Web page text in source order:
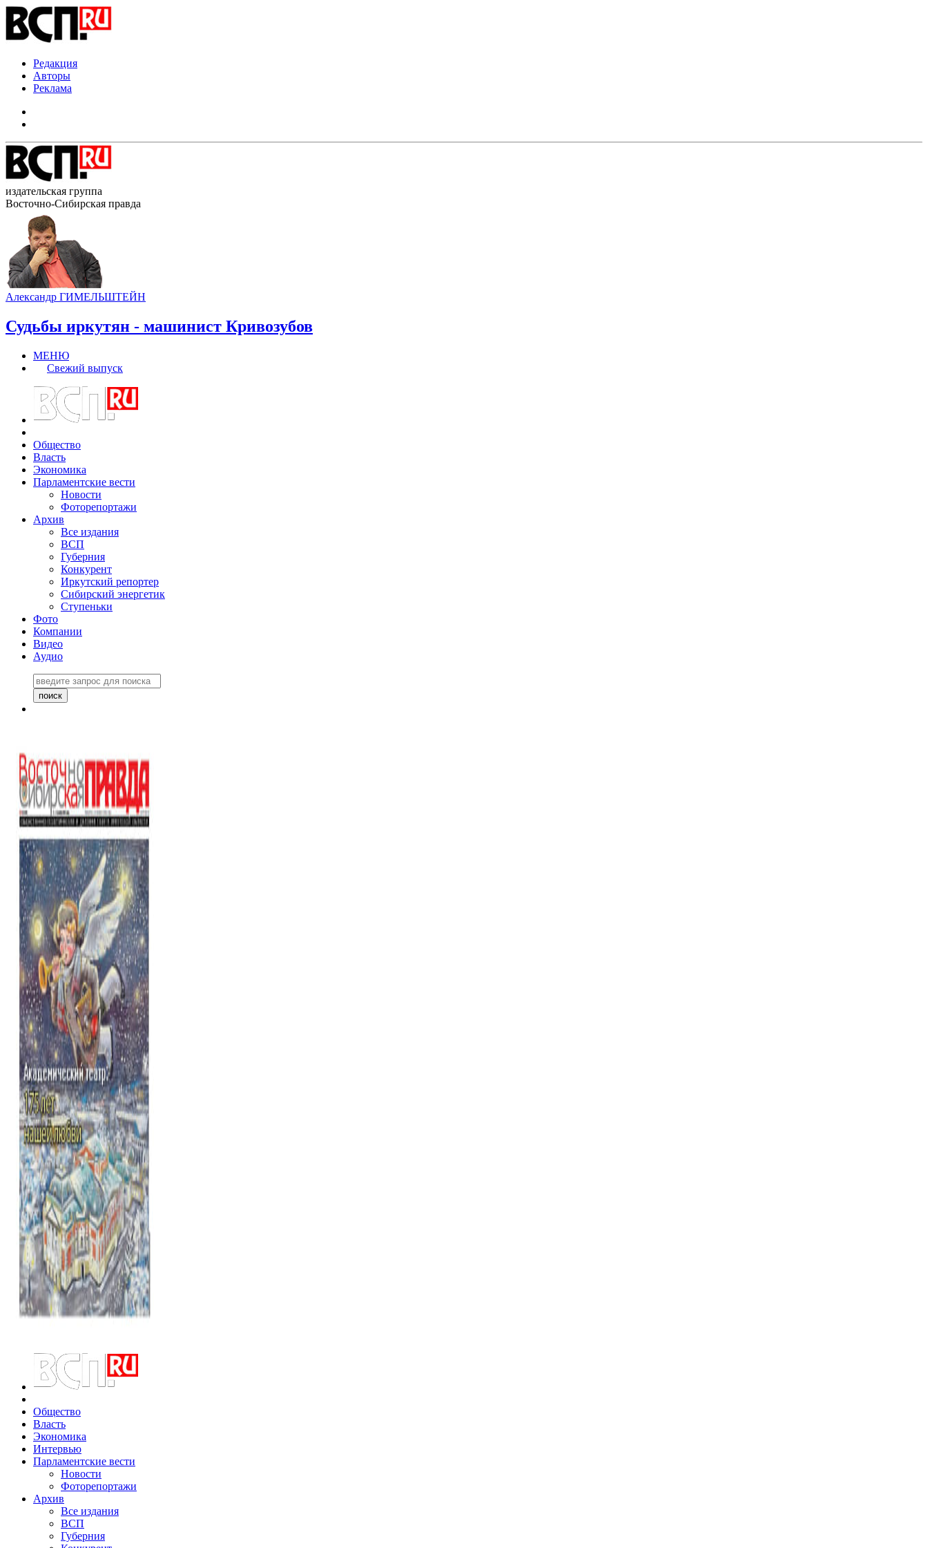
Редакция
Авторы
Реклама
издательская группа
Восточно-Сибирская правда
Александр ГИМЕЛЬШТЕЙН
Судьбы иркутян - машинист Кривозубов
МЕНЮ
Свежий выпуск
Общество
Власть
Экономика
Парламентские вести
Новости
Фоторепортажи
Архив
Все издания
ВСП
Губерния
Конкурент
Иркутский репортер
Сибирский энергетик
Ступеньки
Фото
Компании
Видео
Аудио
Общество
Власть
Экономика
Интервью
Парламентские вести
Новости
Фоторепортажи
Архив
Все издания
ВСП
Губерния